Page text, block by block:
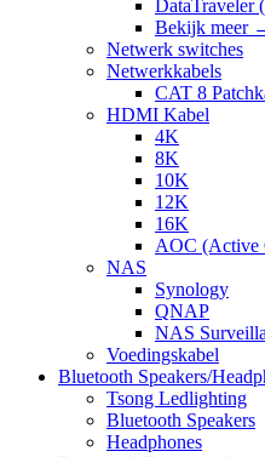
DataTraveler
Bekijk meer
Netwerk switches
Netwerkkabels
CAT 8
HDMI Kabel
4K
8K
10K
12K
16K
AOC (Active
NAS
Synology
QNAP
NAS
Voedingskabel
Bluetooth Speakers/
Tsong Ledlighting
Bluetooth Speakers
Headphones